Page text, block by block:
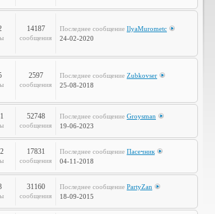
14187
сообщения
Последнее сообщение IlyaMurometc
24-02-2020
2597
сообщения
Последнее сообщение Zubkovser
25-08-2018
52748
сообщения
Последнее сообщение Groysman
19-06-2023
17831
сообщения
Последнее сообщение Пасечник
04-11-2018
31160
сообщения
Последнее сообщение PartyZan
18-09-2015